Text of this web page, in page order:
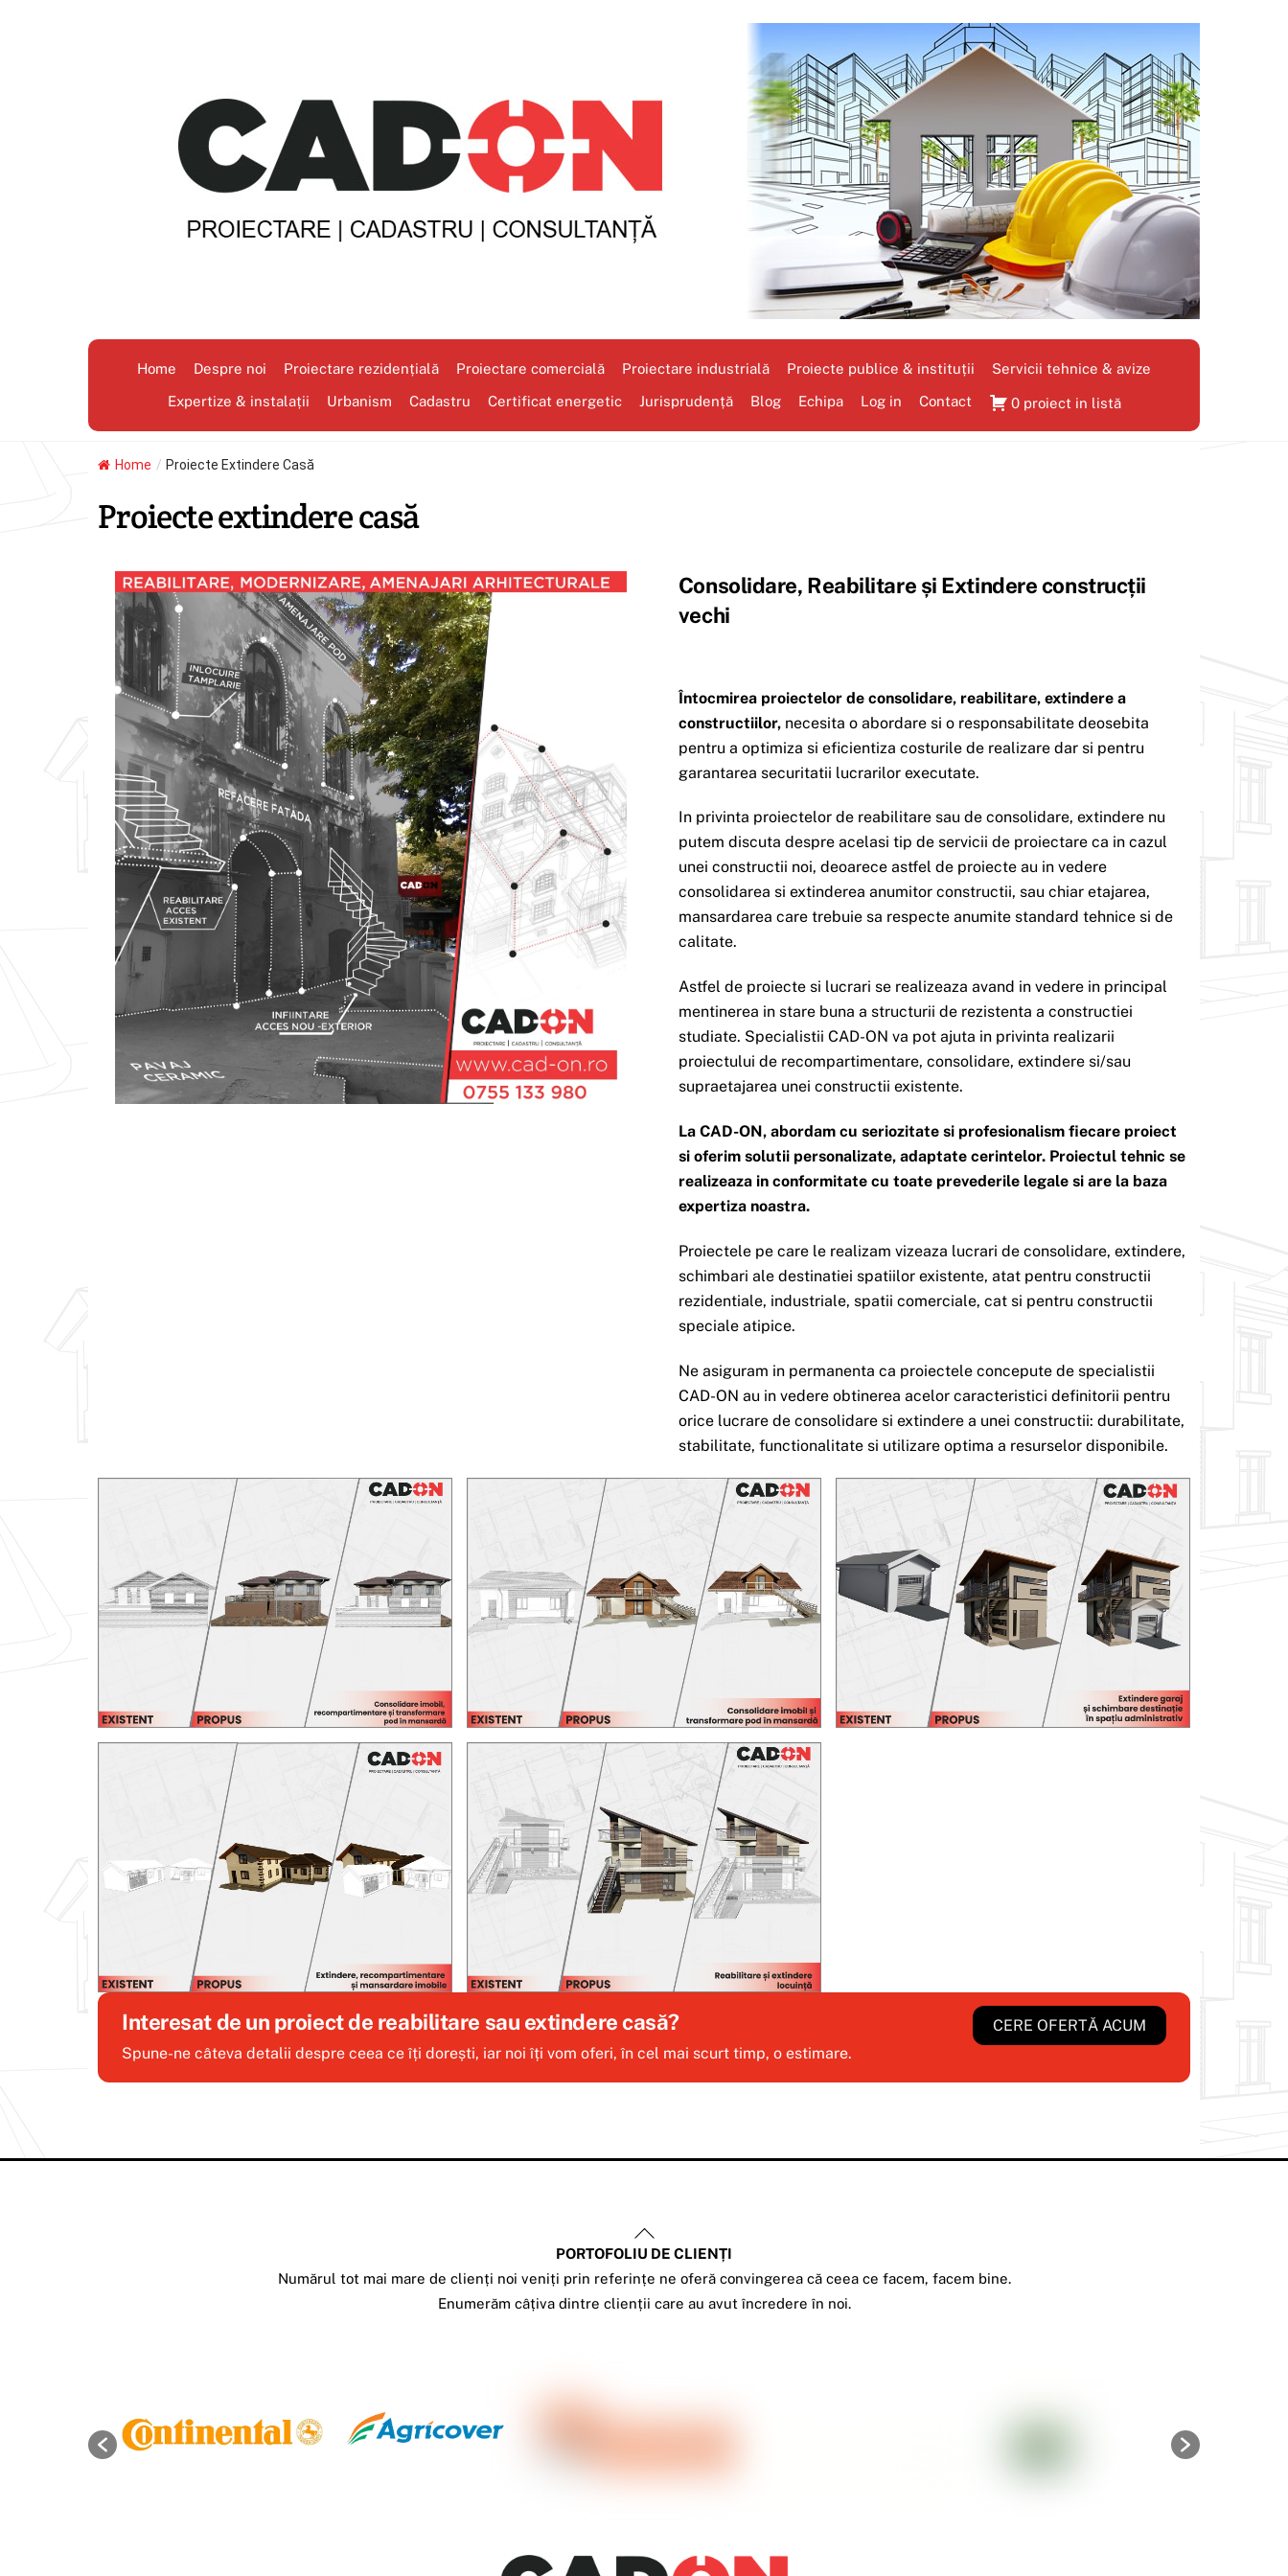
Home Despre noi Proiectare rezidențială Proiectare comercială Proiectare industrială Proiecte publice & instituții
Servicii tehnice & avize
Expertize & instalații
Urbanism Cadastru Certificat energetic Jurisprudență Blog Echipa Log in Contact 0 proiect in listă
Home / Proiecte Extindere Casă
Proiecte extindere casă
Consolidare, Reabilitare și Extindere construcții
vechi
Întocmirea proiectelor de consolidare, reabilitare, extindere a
constructiilor,necesita o abordare si o responsabilitate deosebita
pentru a optimiza si eficientiza costurile de realizare dar si pentru
garantarea securitatii lucrarilor executate.
In privinta proiectelor de reabilitare sau de consolidare, extindere nu
putem discuta despre acelasi tip de servicii de proiectare ca in cazul
unei constructii noi, deoarece astfel de proiecte au in vedere
consolidarea si extinderea anumitor constructii, sau chiar etajarea,
mansardarea care trebuie sa respecte anumite standard tehnice si de
calitate.
Astfel de proiecte si lucrari se realizeaza avand in vedere in principal
mentinerea in stare buna a structurii de rezistenta a constructiei
studiate. Specialistii CAD-ON va pot ajuta in privinta realizarii
proiectului de recompartimentare, consolidare, extindere si/sau
supraetajarea unei constructii existente.
La CAD-ON, abordam cu seriozitate si profesionalism fiecare proiect
si oferim solutii personalizate, adaptate cerintelor. Proiectul tehnic se
realizeaza in conformitate cu toate prevederile legale si are la baza
expertiza noastra.
Proiectele pe care le realizam vizeaza lucrari de consolidare, extindere,
schimbari ale destinatiei spatiilor existente, atat pentru constructii
rezidentiale, industriale, spatii comerciale, cat si pentru constructii
speciale atipice.
Ne asiguram in permanenta ca proiectele concepute de specialistii
CAD-ON au in vedere obtinerea acelor caracteristici definitorii pentru
orice lucrare de consolidare si extindere a unei constructii: durabilitate,
stabilitate, functionalitate si utilizare optima a resurselor disponibile.
Interesat de un proiect de reabilitare sau extindere casă?
Spune-ne câteva detalii despre ceea ce îți dorești, iar noi îți vom oferi, în cel mai scurt timp, o estimare.
CERE OFERTĂ ACUM
Back
To
Top
PORTOFOLIU DE CLIENȚI
Numărul tot mai mare de clienți noi veniți prin referințe ne oferă convingerea că ceea ce facem, facem bine.
Enumerăm câțiva dintre clienții care au avut încredere în noi.